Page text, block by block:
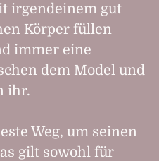
irgendeinem gut
Körper füllen
immer eine
dem Model und
ihr.
Weg, um seinen
gilt sowohl für